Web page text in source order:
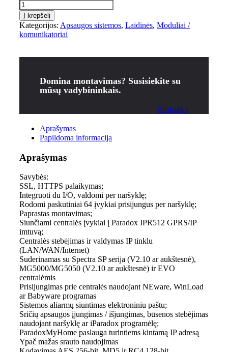
Į krepšelį
Kategorijos: Apsaugos sistemos, Laidinės, Moduliai /
komunikatoriai
Domina montavimas? Susisiekite su
mūsų vadybininkais.
Susisiekti
Aprašymas
Papildoma informacija
Aprašymas
Savybės:
SSL, HTTPS palaikymas;
Integruoti du I/O, valdomi per naršyklę;
Rodomi paskutiniai 64 įvykiai prisijungus per naršyklę;
Paprastas montavimas;
Siunčiami centralės įvykiai į Paradox IPR512 GPRS/IP
imtuvą;
Centralės stebėjimas ir valdymas IP tinklu
(LAN/WAN/Internet)
Suderinamas su Spectra SP serija (V2.10 ar aukštesnė),
MG5000/MG5050 (V2.10 ar aukštesnė) ir EVO
centralėmis
Prisijungimas prie centralės naudojant NEware, WinLoad
ar Babyware programas
Sistemos aliarmų siuntimas elektroniniu paštu;
Sričių apsaugos įjungimas / išjungimas, būsenos stebėjimas
naudojant naršyklę ar iParadox programėlę;
ParadoxMyHome paslauga turintiems kintamą IP adresą
Ypač mažas srauto naudojimas